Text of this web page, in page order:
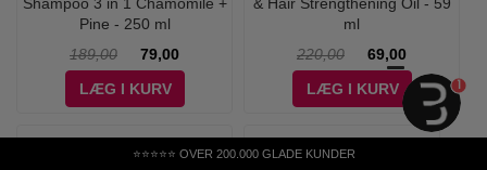
⭐⭐⭐⭐⭐ OVER 200.000 GLADE KUNDER
Pine - 250 ml
189,00
79,00
LÆG I KURV
ml
220,00
69,00
LÆG I KURV
1